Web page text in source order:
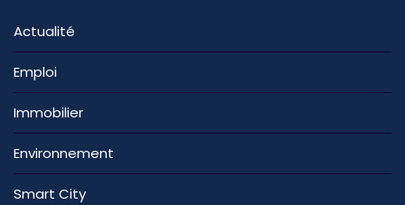
Actualité
Emploi
Immobilier
Environnement
Smart City